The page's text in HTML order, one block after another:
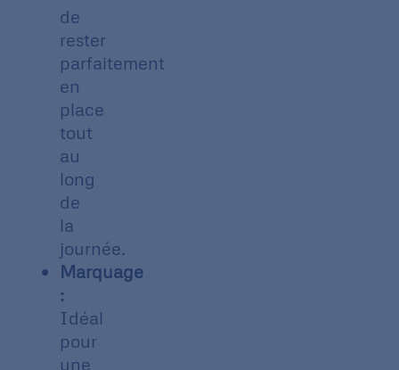
de
rester
parfaitement
en
place
tout
au
long
de
la
journée.
Marquage
:
Idéal
pour
une